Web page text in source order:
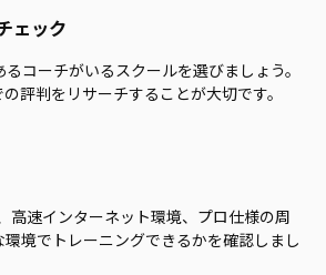
ェック
コーチがいるスクールを選びましょう。
評判をリサーチすることが大切です。
高速インターネット環境、プロ仕様の周
境でトレーニングできるかを確認しまし